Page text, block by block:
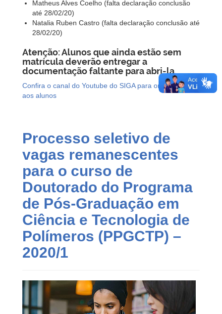
Matheus Alves Coelho (falta declaração conclusão
até 28/02/20)
Natalia Ruben Castro (falta declaração conclusão até
28/02/20)
Atenção: Alunos que ainda estão sem
matrícula deverão entregar a
documentação faltante para abri-la.
Confira o canal do Youtube do SIGA para orientações
aos alunos
Processo seletivo de
vagas remanescentes
para o curso de
Doutorado do Programa
de Pós-Graduação em
Ciência e Tecnologia de
Polímeros (PPGCTP) –
2020/1